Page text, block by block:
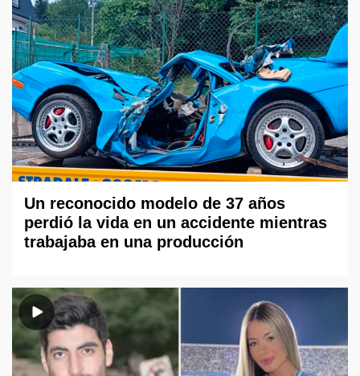
Un reconocido modelo de 37 años
perdió la vida en un accidente mientras
trabajaba en una producción